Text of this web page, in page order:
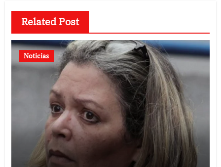
Related Post
Noticias